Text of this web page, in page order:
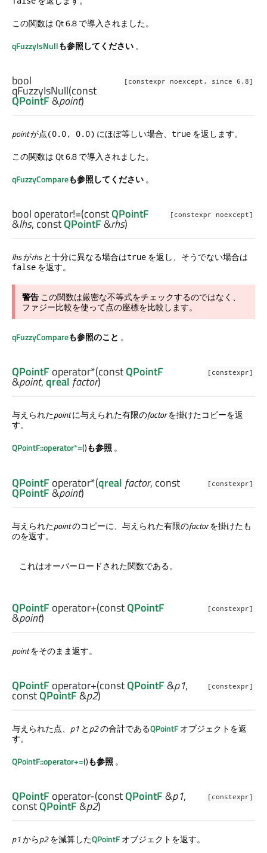
この関数は Qt 6.8 で導入されました。
qFuzzyIsNullも参照してください。
[constexpr noexcept, since 6.8]
bool
qFuzzyIsNull(const
QPointF&point)
pointが点(0.0, 0.0) にほぼ等しい場合、 true を返します。
この関数は Qt 6.8 で導入されました。
qFuzzyCompareも参照してください。
[constexpr noexcept]
bool operator!=(constQPointF
&lhs, constQPointF&rhs)
lhsがrhsと十分に異なる場合はtrue を返し、そうでない場合は
false を返す。
警告この関数は厳密な不等式をチェックするのではなく、
ファジー比較を使って点の座標を比較します。
qFuzzyCompareも参照のこと 。
[constexpr]
QPointF operator*(constQPointF
&point,qreal factor)
与えられたpointに与えられた有限のfactorを掛けたコピーを返
す。
QPointF::operator*=()も参照。
[constexpr]
QPointF operator*(qreal factor, const
QPointF&point)
与えられたpointのコピーに、与えられた有限のfactorを掛けたも
のを返す。
これはオーバーロードされた関数である。
[constexpr]
QPointF operator+(constQPointF
&point)
pointをそのまま返す。
[constexpr]
QPointF operator+(constQPointF&p1,
constQPointF&p2)
与えられた点、 p1 とp2の合計であるQPointFオブジェクトを返
す。
QPointF::operator+=()も参照 。
[constexpr]
QPointF operator-(constQPointF&p1,
constQPointF&p2)
p1からp2を減算したQPointFオブジェクトを返す。